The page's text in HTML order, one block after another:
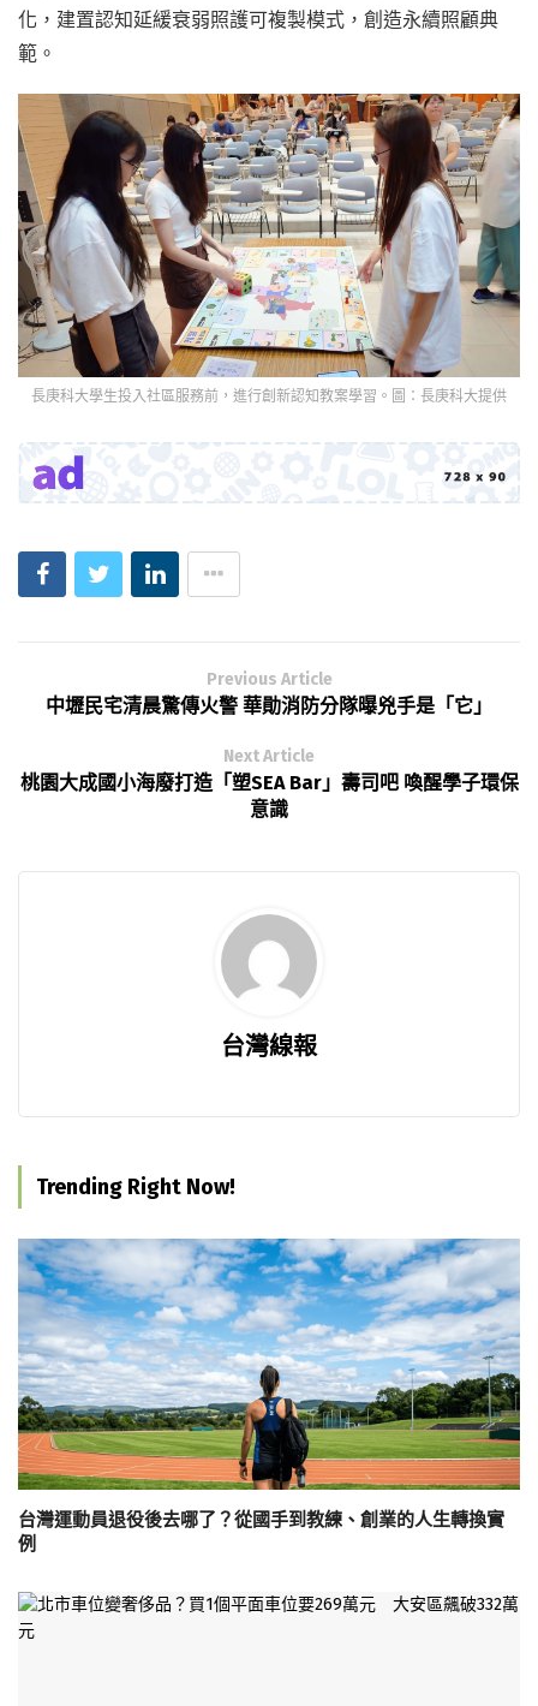
化，建置認知延緩衰弱照護可複製模式，創造永續照顧典
範。
長庚科大學生投入社區服務前，進行創新認知教案學習。圖：長庚科大提供
Previous Article
中壢民宅清晨驚傳火警 華勛消防分隊曝兇手是「它」
Next Article
桃園大成國小海廢打造「塑SEA Bar」壽司吧 喚醒學子環保
意識
台灣線報
Trending Right Now!
台灣運動員退役後去哪了？從國手到教練、創業的人生轉換實
例